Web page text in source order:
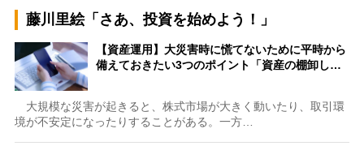
藤川里絵「さあ、投資を始めよう！」
【資産運用】大災害時に慌てないために平時から
備えておきたい3つのポイント「資産の棚卸し…
大規模な災害が起きると、株式市場が大きく動いたり、取引環
境が不安定になったりすることがある。一方…